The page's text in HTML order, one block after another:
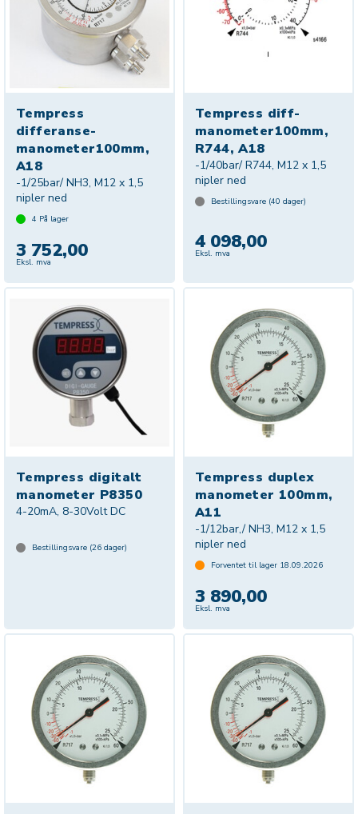
Tempress
differanse-
manometer100mm,
A18
-1/25bar/ NH3, M12 x 1,5
nipler ned
4 På lager
3 752,00
Eksl. mva
Tempress diff-
manometer100mm,
R744, A18
-1/40bar/ R744, M12 x 1,5
nipler ned
Bestillingsvare (40 dager)
4 098,00
Eksl. mva
Tempress digitalt
manometer P8350
4-20mA, 8-30Volt DC
Bestillingsvare (26 dager)
Tempress duplex
manometer 100mm,
A11
-1/12bar,/ NH3, M12 x 1,5
nipler ned
Forventet til lager 18.09.2026
3 890,00
Eksl. mva